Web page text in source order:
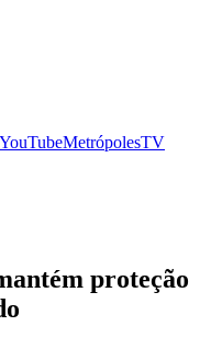
YouTubeMetrópolesTV
proteção